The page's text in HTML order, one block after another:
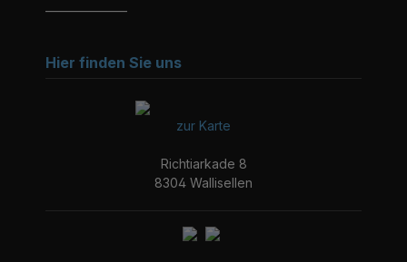
Hier finden Sie uns
zur Karte
Richtiarkade 8
8304 Wallisellen